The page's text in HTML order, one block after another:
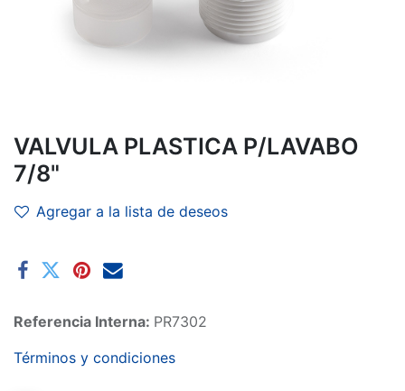
VALVULA PLASTICA P/LAVABO
7/8"
Agregar a la lista de deseos
Referencia Interna: PR7302
Términos y condiciones